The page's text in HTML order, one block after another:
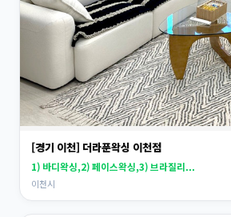
[경기 이천] 더라푼왁싱 이천점
1) 바디왁싱,2) 페이스왁싱,3) 브라질리...
이천시